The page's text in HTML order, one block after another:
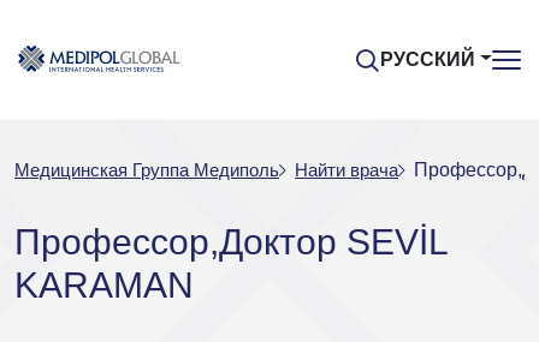
РУССКИЙ
Медицинская Группа Медиполь Найти врача
Профессор,Доктор SEVİL
KARAMAN